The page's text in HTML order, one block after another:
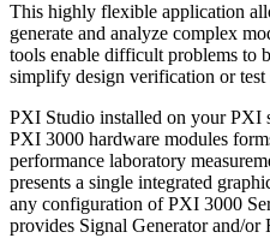
This highly flexible application
generate and analyze complex
tools enable difficult problems to
simplify design verification or test
PXI Studio installed on your PXI
PXI 3000 hardware modules
performance laboratory
presents a single integrated
any configuration of PXI 3000
provides Signal Generator and/